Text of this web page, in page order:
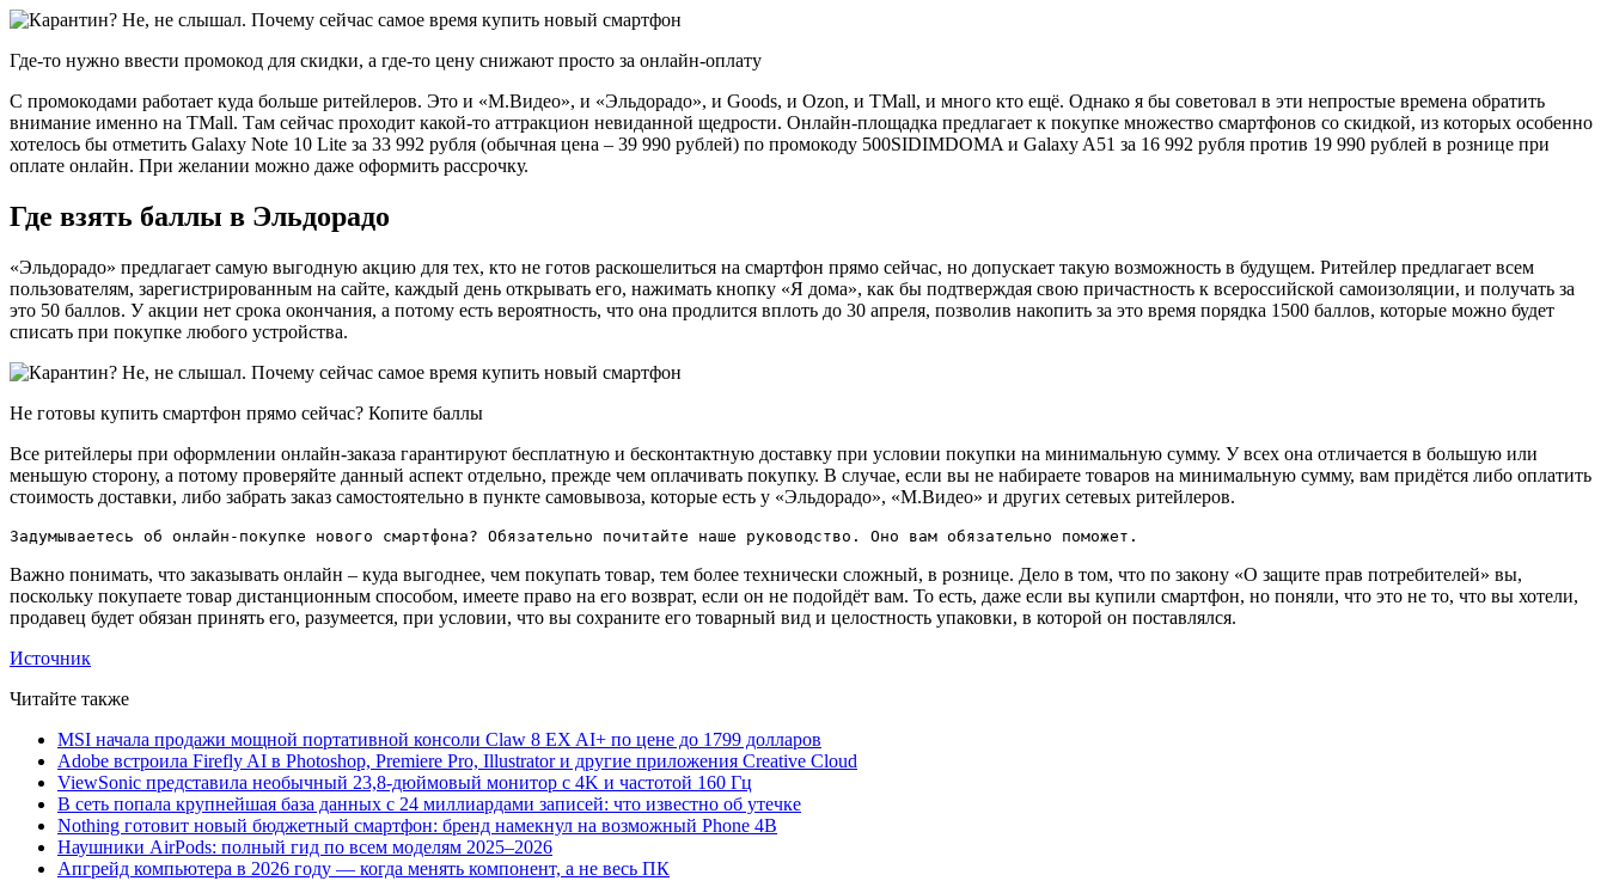
Где-то нужно ввести промокод для скидки, а где-то цену снижают просто за онлайн-оплату
С промокодами работает куда больше ритейлеров. Это и «М.Видео», и «Эльдорадо», и Goods, и Ozon, и TMall, и много кто ещё. Однако я бы советовал в эти непростые времена обратить
внимание именно на TMall. Там сейчас проходит какой-то аттракцион невиданной щедрости. Онлайн-площадка предлагает к покупке множество смартфонов со скидкой, из которых особенно
хотелось бы отметить Galaxy Note 10 Lite за 33 992 рубля (обычная цена – 39 990 рублей) по промокоду 500SIDIMDOMA и Galaxy A51 за 16 992 рубля против 19 990 рублей в рознице при
оплате онлайн. При желании можно даже оформить рассрочку.
Где взять баллы в Эльдорадо
«Эльдорадо» предлагает самую выгодную акцию для тех, кто не готов раскошелиться на смартфон прямо сейчас, но допускает такую возможность в будущем. Ритейлер предлагает всем
пользователям, зарегистрированным на сайте, каждый день открывать его, нажимать кнопку «Я дома», как бы подтверждая свою причастность к всероссийской самоизоляции, и получать за
это 50 баллов. У акции нет срока окончания, а потому есть вероятность, что она продлится вплоть до 30 апреля, позволив накопить за это время порядка 1500 баллов, которые можно будет
списать при покупке любого устройства.
Не готовы купить смартфон прямо сейчас? Копите баллы
Все ритейлеры при оформлении онлайн-заказа гарантируют бесплатную и бесконтактную доставку при условии покупки на минимальную сумму. У всех она отличается в большую или
меньшую сторону, а потому проверяйте данный аспект отдельно, прежде чем оплачивать покупку. В случае, если вы не набираете товаров на минимальную сумму, вам придётся либо оплатить
стоимость доставки, либо забрать заказ самостоятельно в пункте самовывоза, которые есть у «Эльдорадо», «М.Видео» и других сетевых ритейлеров.
Задумываетесь об онлайн-покупке нового смартфона? Обязательно почитайте наше руководство. Оно вам обязательно поможет.
Важно понимать, что заказывать онлайн – куда выгоднее, чем покупать товар, тем более технически сложный, в рознице. Дело в том, что по закону «О защите прав потребителей» вы,
поскольку покупаете товар дистанционным способом, имеете право на его возврат, если он не подойдёт вам. То есть, даже если вы купили смартфон, но поняли, что это не то, что вы хотели,
продавец будет обязан принять его, разумеется, при условии, что вы сохраните его товарный вид и целостность упаковки, в которой он поставлялся.
Источник
Читайте также
MSI начала продажи мощной портативной консоли Claw 8 EX AI+ по цене до 1799 долларов
Adobe встроила Firefly AI в Photoshop, Premiere Pro, Illustrator и другие приложения Creative Cloud
ViewSonic представила необычный 23,8-дюймовый монитор с 4K и частотой 160 Гц
В сеть попала крупнейшая база данных с 24 миллиардами записей: что известно об утечке
Nothing готовит новый бюджетный смартфон: бренд намекнул на возможный Phone 4B
Наушники AirPods: полный гид по всем моделям 2025–2026
Апгрейд компьютера в 2026 году — когда менять компонент, а не весь ПК